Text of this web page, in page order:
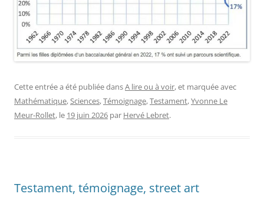
Cette entrée a été publiée dansA lire ou à voir, et marquée avec
Mathématique,Sciences,Témoignage,Testament,Yvonne Le
Meur-Rollet, le 19 juin 2026 par Hervé Lebret.
Testament, témoignage, street art